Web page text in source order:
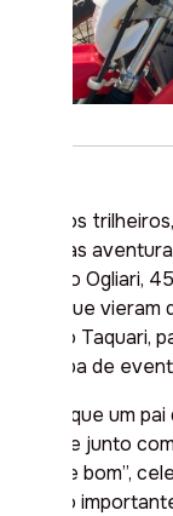
Entre os
trilhar as
Luciano Ogliari,
anos, que
Vale do Taquari,
participa de
“Tudo que um
esporte junto
tudo de bom”,
é muito